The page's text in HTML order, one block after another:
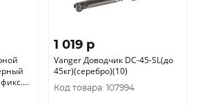
1 019 p
Vanger Доводчик DC-45-SL(до
45кг)(серебро)(10)
Код товара: 107994